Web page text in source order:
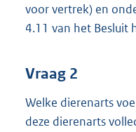
voor vertrek) en
4.11 van het Besluit
Vraag 2
Welke dierenarts
deze dierenarts